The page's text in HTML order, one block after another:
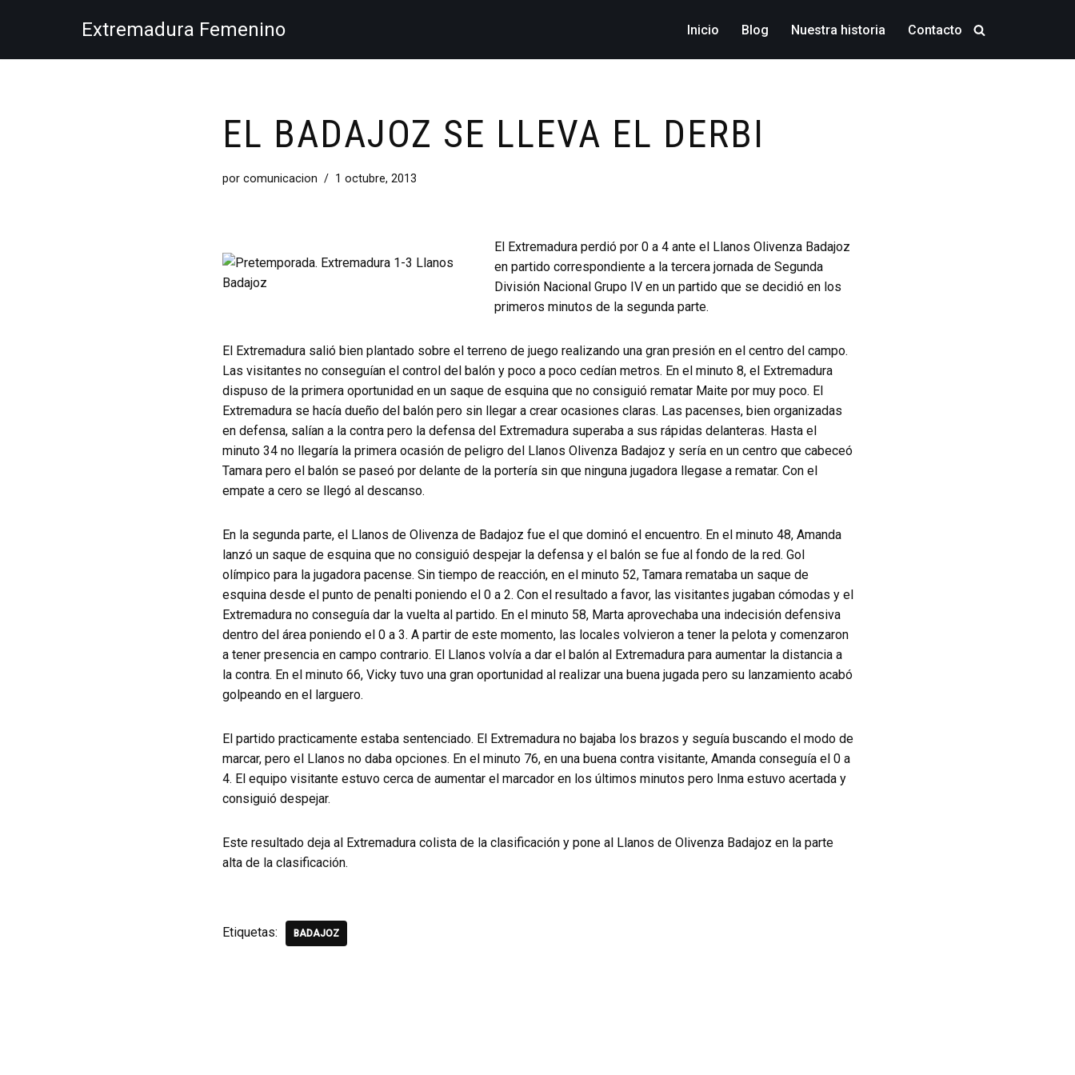
al
Extremadura Femenino Inicio Blog Nuestra historia Contacto
EL BADAJOZ SE LLEVA EL DERBI
por comunicacion 1 octubre, 2013
El Extremadura perdió por 0 a 4 ante el Llanos Olivenza Badajoz
en partido correspondiente a la tercera jornada de Segunda
División Nacional Grupo IV en un partido que se decidió en los
primeros minutos de la segunda parte.
El Extremadura salió bien plantado sobre el terreno de juego realizando una gran presión en el centro del campo.
Las visitantes no conseguían el control del balón y poco a poco cedían metros. En el minuto 8, el Extremadura
dispuso de la primera oportunidad en un saque de esquina que no consiguió rematar Maite por muy poco. El
Extremadura se hacía dueño del balón pero sin llegar a crear ocasiones claras. Las pacenses, bien organizadas
en defensa, salían a la contra pero la defensa del Extremadura superaba a sus rápidas delanteras. Hasta el
minuto 34 no llegaría la primera ocasión de peligro del Llanos Olivenza Badajoz y sería en un centro que cabeceó
Tamara pero el balón se paseó por delante de la portería sin que ninguna jugadora llegase a rematar. Con el
empate a cero se llegó al descanso.
En la segunda parte, el Llanos de Olivenza de Badajoz fue el que dominó el encuentro. En el minuto 48, Amanda
lanzó un saque de esquina que no consiguió despejar la defensa y el balón se fue al fondo de la red. Gol
olímpico para la jugadora pacense. Sin tiempo de reacción, en el minuto 52, Tamara remataba un saque de
esquina desde el punto de penalti poniendo el 0 a 2. Con el resultado a favor, las visitantes jugaban cómodas y el
Extremadura no conseguía dar la vuelta al partido. En el minuto 58, Marta aprovechaba una indecisión defensiva
dentro del área poniendo el 0 a 3. A partir de este momento, las locales volvieron a tener la pelota y comenzaron
a tener presencia en campo contrario. El Llanos volvía a dar el balón al Extremadura para aumentar la distancia a
la contra. En el minuto 66, Vicky tuvo una gran oportunidad al realizar una buena jugada pero su lanzamiento acabó
golpeando en el larguero.
El partido practicamente estaba sentenciado. El Extremadura no bajaba los brazos y seguía buscando el modo de
marcar, pero el Llanos no daba opciones. En el minuto 76, en una buena contra visitante, Amanda conseguía el 0 a
4. El equipo visitante estuvo cerca de aumentar el marcador en los últimos minutos pero Inma estuvo acertada y
consiguió despejar.
Este resultado deja al Extremadura colista de la clasificación y pone al Llanos de Olivenza Badajoz en la parte
alta de la clasificación.
Etiquetas: BADAJOZ